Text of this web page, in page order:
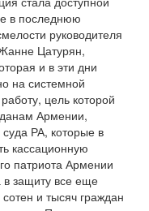
в последнюю
руководителя
Цатурян,
и в эти дни
на системной
цель которой
Армении,
РА, которые в
кассационную
патриота Армении
в защиту все еще
и тысяч граждан